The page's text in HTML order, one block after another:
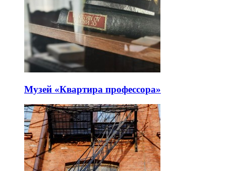
Музей «Квартира профессора»